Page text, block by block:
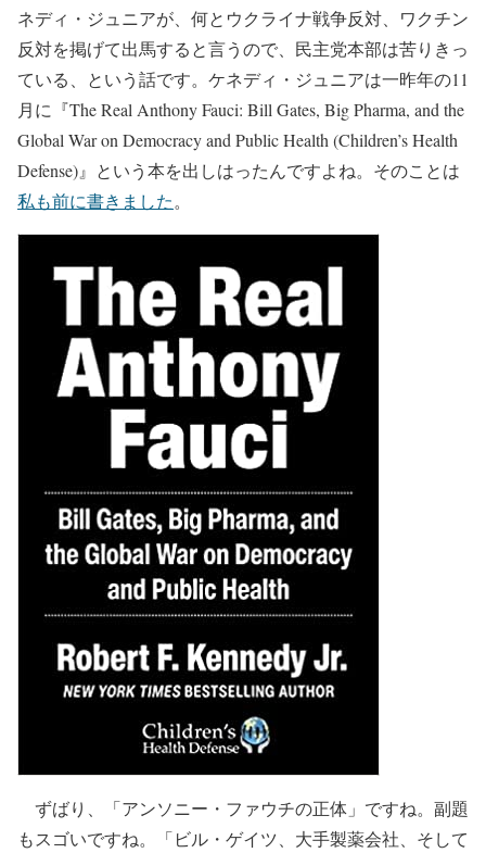
ネディ・ジュニアが、何とウクライナ戦争反対、ワクチン
反対を掲げて出馬すると言うので、民主党本部は苦りきっ
ている、という話です。ケネディ・ジュニアは一昨年の11
月に『The Real Anthony Fauci: Bill Gates, Big Pharma, and the
Global War on Democracy and Public Health (Children’s Health
Defense)』という本を出しはったんですよね。そのことは
私も前に書きました。
ずばり、「アンソニー・ファウチの正体」ですね。副題
もスゴいですね。「ビル・ゲイツ、大手製薬会社、そして